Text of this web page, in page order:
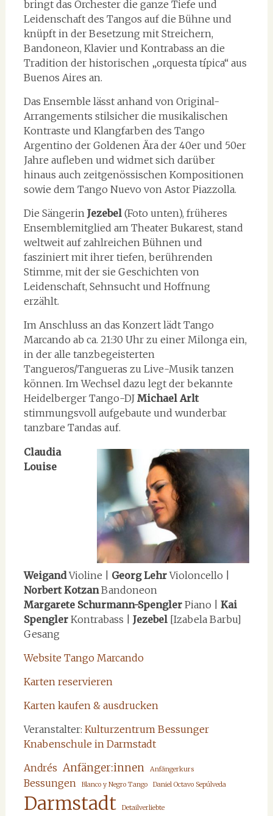
bringt das Orchester die ganze Tiefe und
Leidenschaft des Tangos auf die Bühne und
knüpft in der Besetzung mit Streichern,
Bandoneon, Klavier und Kontrabass an die
Tradition der historischen „orquesta típica“ aus
Buenos Aires an.
Das Ensemble lässt anhand von Original-
Arrangements stilsicher die musikalischen
Kontraste und Klangfarben des Tango
Argentino der Goldenen Ära der 40er und 50er
Jahre aufleben und widmet sich darüber
hinaus auch zeitgenössischen Kompositionen
sowie dem Tango Nuevo von Astor Piazzolla.
Die Sängerin Jezebel (Foto unten), früheres
Ensemblemitglied am Theater Bukarest, stand
weltweit auf zahlreichen Bühnen und
fasziniert mit ihrer tiefen, berührenden
Stimme, mit der sie Geschichten von
Leidenschaft, Sehnsucht und Hoffnung
erzählt.
Im Anschluss an das Konzert lädt Tango
Marcando ab ca. 21:30 Uhr zu einer Milonga ein,
in der alle tanzbegeisterten
Tangueros/Tangueras zu Live-Musik tanzen
können. Im Wechsel dazu legt der bekannte
Heidelberger Tango-DJ Michael Arlt
stimmungsvoll aufgebaute und wunderbar
tanzbare Tandas auf.
Claudia
Louise
WeigandVioline | Georg LehrVioloncello |
Norbert KotzanBandoneon
Margarete Schurmann-Spengler Piano | Kai
SpenglerKontrabass | Jezebel [Izabela Barbu]
Gesang
Website Tango Marcando
Karten reservieren
Karten kaufen & ausdrucken
Veranstalter: Kulturzentrum Bessunger
Knabenschule in Darmstadt
Andrés Anfänger:innen Anfängerkurs
Bessungen Blanco y Negro Tango Daniel Octavo Sepúlveda
Darmstadt Detailverliebte